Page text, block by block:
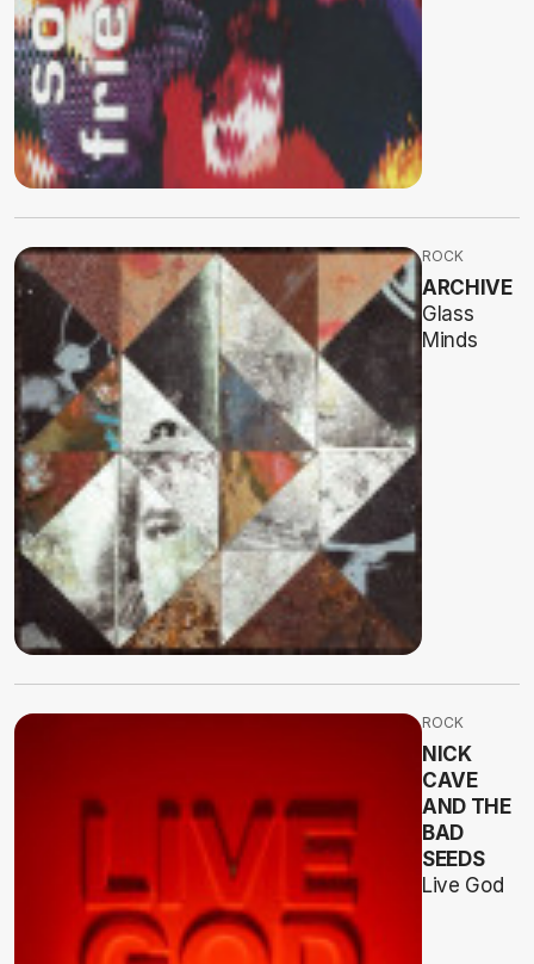
ROCK
ARCHIVE
Glass
Minds
ROCK
NICK
CAVE
AND THE
BAD
SEEDS
Live God